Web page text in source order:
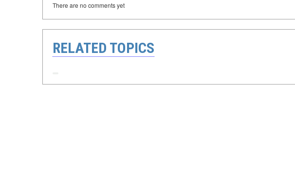
There are no comments yet
RELATED TOPICS